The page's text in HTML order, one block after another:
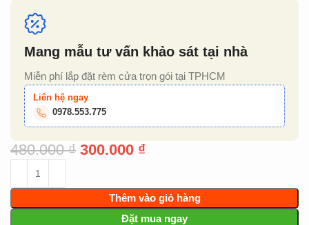
Mang mẫu tư vấn khảo sát tại nhà
Miễn phí lắp đặt rèm cửa trọn gói tại TPHCM
Liên hệ ngay
0978.553.775
480.000₫ 300.000 ₫
Thêm vào giỏ hàng
Đặt mua ngay